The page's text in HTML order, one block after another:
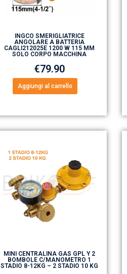
INGCO SMERIGLIATRICE
ANGOLARE A BATTERIA
CAGLI212025E 1200 W 115 MM
SOLO CORPO MACCHINA
€79.90
Aggiungi al carrello
MINI CENTRALINA GAS GPL Y 2
BOMBOLE C/MANOMETRO 1
STADIO 8-12KG – 2 STADIO 10 KG